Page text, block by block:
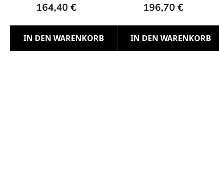
164,40 €
IN DEN WARENKORB
196,70 €
IN DEN WARENKORB